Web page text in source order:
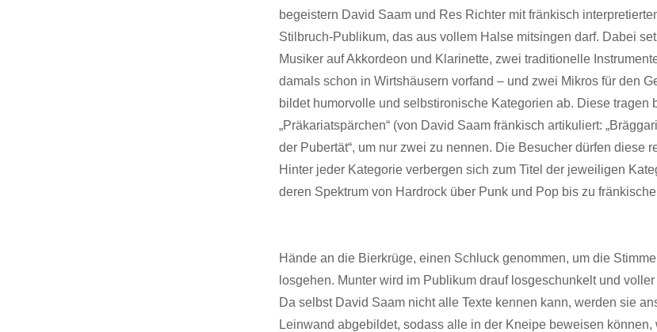
begeistern David Saam und Res Richter mit fränkisch
Stilbruch-Publikum, das aus vollem Halse mitsingen darf. Dabei
Musiker auf Akkordeon und Klarinette, zwei traditionelle
damals schon in Wirtshäusern vorfand – und zwei Mikros für den
bildet humorvolle und selbstironische Kategorien ab. Diese tragen
„Präkariatspärchen“ (von David Saam fränkisch artikuliert:
der Pubertät“, um nur zwei zu nennen. Die Besucher dürfen diese
Hinter jeder Kategorie verbergen sich zum Titel der jeweiligen
deren Spektrum von Hardrock über Punk und Pop bis zu
Hände an die Bierkrüge, einen Schluck genommen, um die
losgehen. Munter wird im Publikum drauf losgeschunkelt und
Da selbst David Saam nicht alle Texte kennen kann, werden sie
Leinwand abgebildet, sodass alle in der Kneipe beweisen können,